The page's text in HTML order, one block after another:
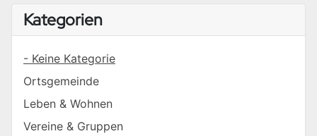
Kategorien
- Keine Kategorie
Ortsgemeinde
Leben & Wohnen
Vereine & Gruppen